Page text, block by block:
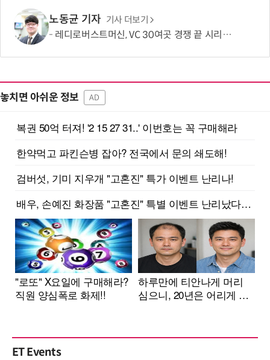
노동균 기자 기사 더보기
레디로버스트머신, VC 30여곳 경쟁 끝 시리즈B 134억 유치…누적 229억
놓치면 아쉬운 정보 AD
ET Events